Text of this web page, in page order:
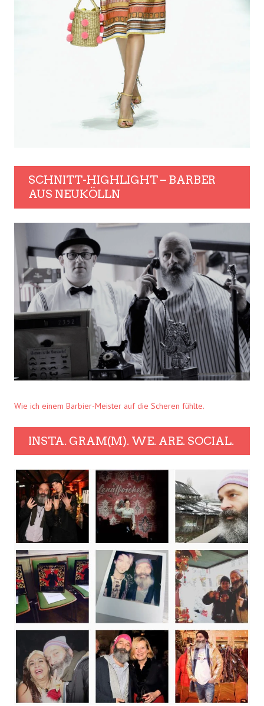
SCHNITT-HIGHLIGHT – BARBER
AUS NEUKÖLLN
Wie ich einem Barbier-Meister auf die Scheren fühlte.
INSTA. GRAM(M). WE. ARE. SOCIAL.